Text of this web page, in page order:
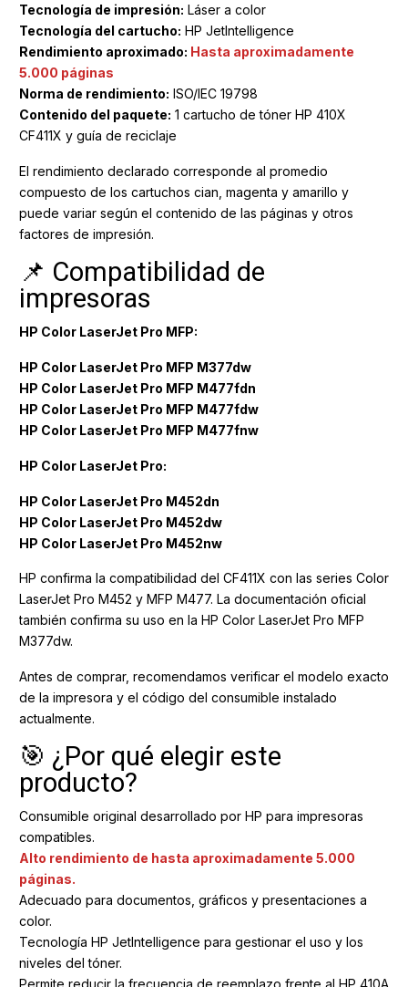
Tecnología de impresión: Láser a color
Tecnología del cartucho: HP JetIntelligence
Rendimiento aproximado: Hasta aproximadamente
5.000 páginas
Norma de rendimiento: ISO/IEC 19798
Contenido del paquete: 1 cartucho de tóner HP 410X
CF411X y guía de reciclaje
El rendimiento declarado corresponde al promedio
compuesto de los cartuchos cian, magenta y amarillo y
puede variar según el contenido de las páginas y otros
factores de impresión.
📌 Compatibilidad de
impresoras
HP Color LaserJet Pro MFP:
HP Color LaserJet Pro MFP M377dw
HP Color LaserJet Pro MFP M477fdn
HP Color LaserJet Pro MFP M477fdw
HP Color LaserJet Pro MFP M477fnw
HP Color LaserJet Pro:
HP Color LaserJet Pro M452dn
HP Color LaserJet Pro M452dw
HP Color LaserJet Pro M452nw
HP confirma la compatibilidad del CF411X con las series Color
LaserJet Pro M452 y MFP M477. La documentación oficial
también confirma su uso en la HP Color LaserJet Pro MFP
M377dw.
Antes de comprar, recomendamos verificar el modelo exacto
de la impresora y el código del consumible instalado
actualmente.
🎯 ¿Por qué elegir este
producto?
Consumible original desarrollado por HP para impresoras
compatibles.
Alto rendimiento de hasta aproximadamente 5.000
páginas.
Adecuado para documentos, gráficos y presentaciones a
color.
Tecnología HP JetIntelligence para gestionar el uso y los
niveles del tóner.